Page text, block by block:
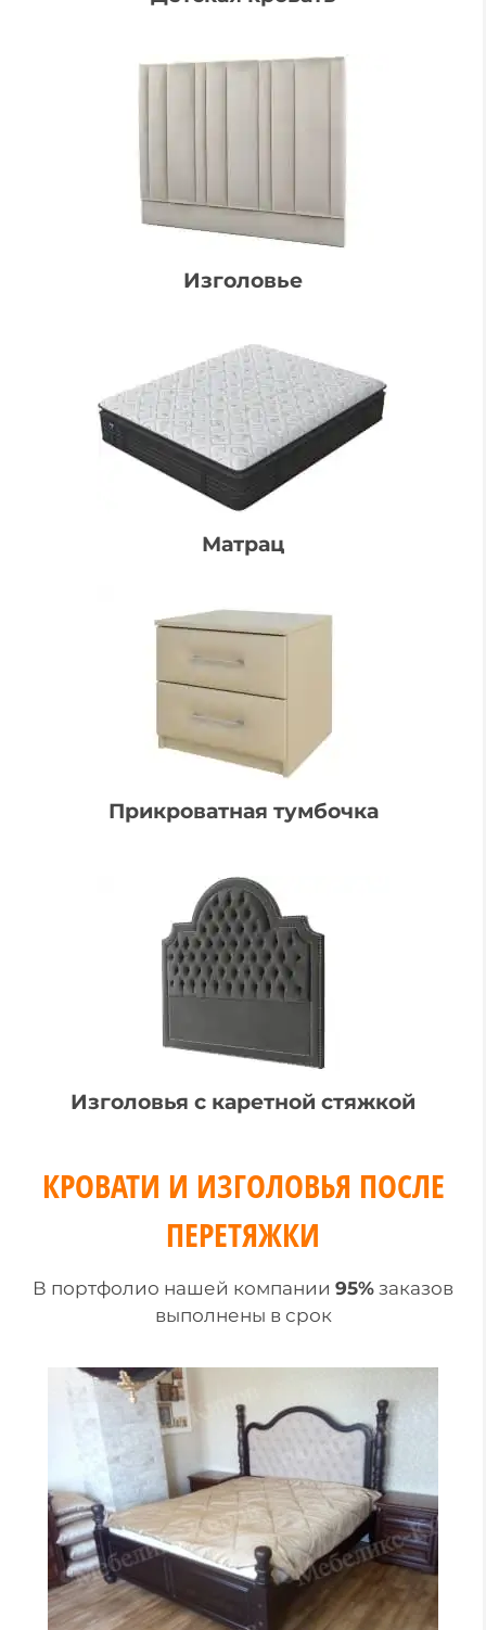
Изголовье
Матрац
Прикроватная тумбочка
Изголовья c каретной стяжкой
КРОВАТИ И ИЗГОЛОВЬЯ ПОСЛЕ
ПЕРЕТЯЖКИ
В портфолио нашей компании 95% заказов
выполнены в срок